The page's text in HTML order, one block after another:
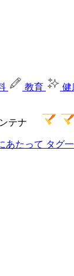
教育 健
テナ
あたって タグ